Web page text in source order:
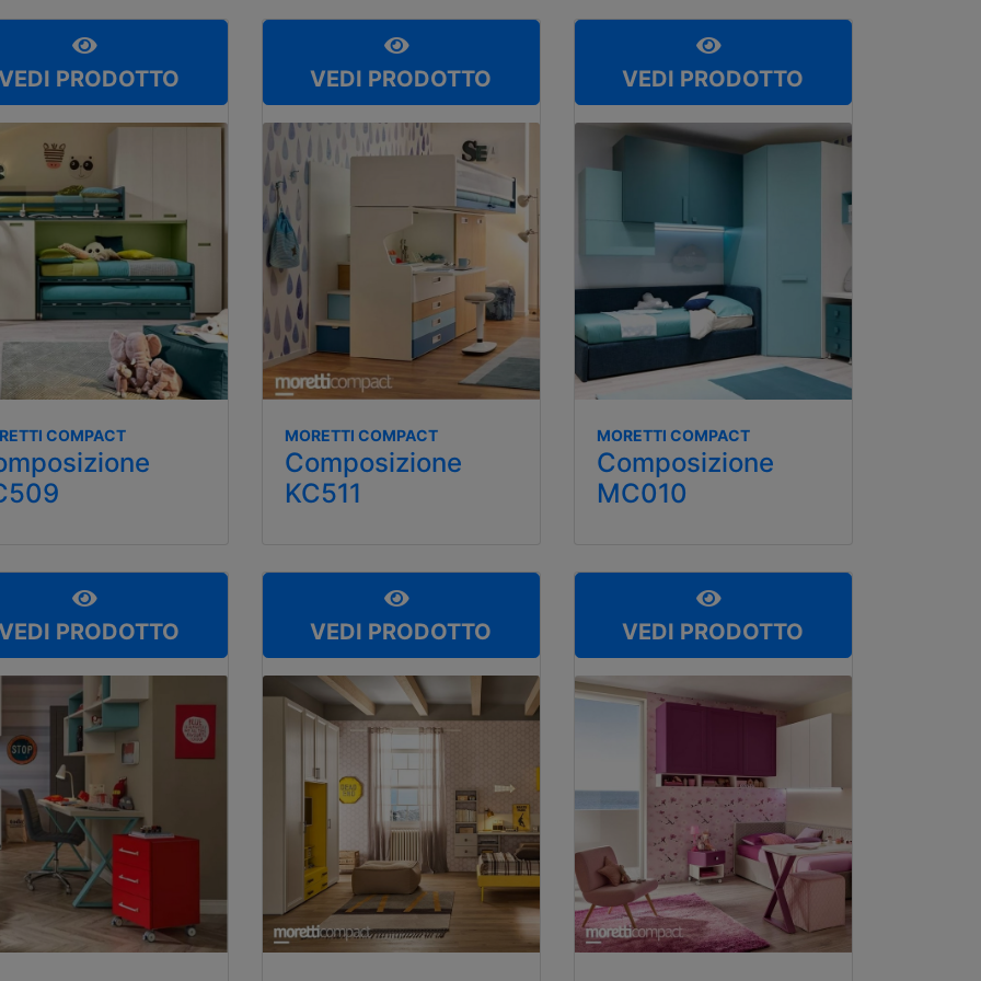
PRODOTTO
COMPACT
VEDI PRODOTTO
MORETTI COMPACT
Composizione
KC511
VEDI PRODOTTO
MORETTI COMPACT
Composizione
MC010
PRODOTTO VEDI PRODOTTO VEDI PRODOTTO